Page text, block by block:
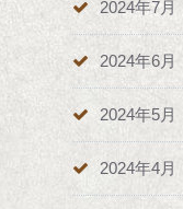
2024年7月
2024年6月
2024年5月
2024年4月